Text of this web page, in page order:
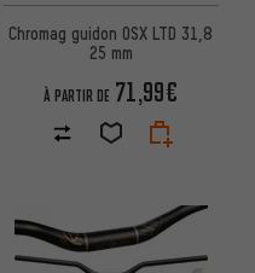
Chromag guidon OSX LTD 31,8
25 mm
À PARTIR DE 71,99€
1 avis